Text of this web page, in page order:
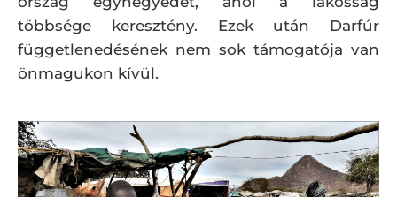
többsége keresztény. Ezek után Darfúr
függetlenedésének nem sok támogatója van
önmagukon kívül.